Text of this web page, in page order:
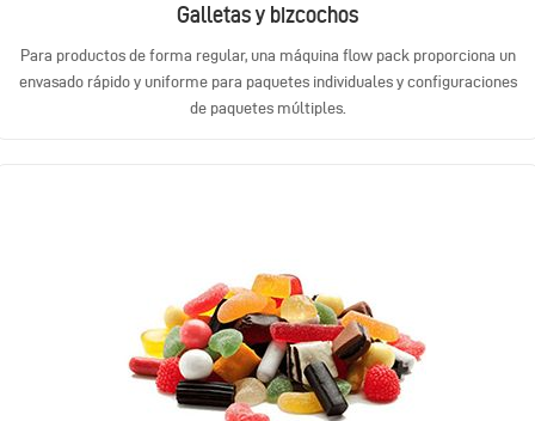
Galletas y bizcochos
Para productos de forma regular, una máquina flow pack proporciona un
envasado rápido y uniforme para paquetes individuales y configuraciones
de paquetes múltiples.